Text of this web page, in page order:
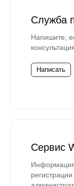
Служба
Напишите,
Написать
Сервис
Информация